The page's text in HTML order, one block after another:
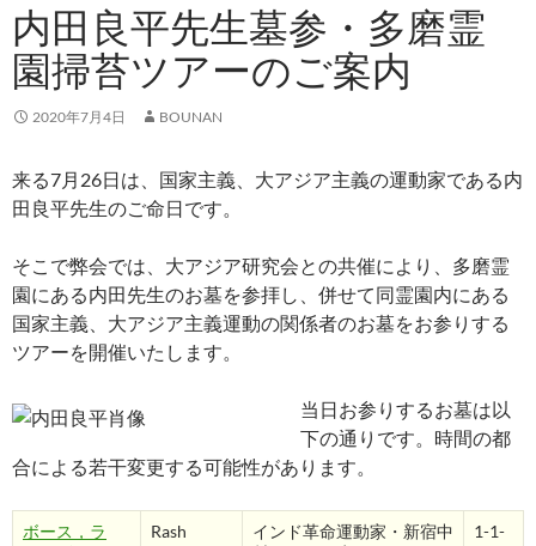
内田良平先生墓参・多磨霊
園掃苔ツアーのご案内
2020年7月4日 BOUNAN
来る7月26日は、国家主義、大アジア主義の運動家である内
田良平先生のご命日です。
そこで弊会では、大アジア研究会との共催により、多磨霊
園にある内田先生のお墓を参拝し、併せて同霊園内にある
国家主義、大アジア主義運動の関係者のお墓をお参りする
ツアーを開催いたします。
当日お参りするお墓は以
下の通りです。時間の都
合による若干変更する可能性があります。
ボース，ラ
Rash
インド革命運動家・新宿中
1-1-